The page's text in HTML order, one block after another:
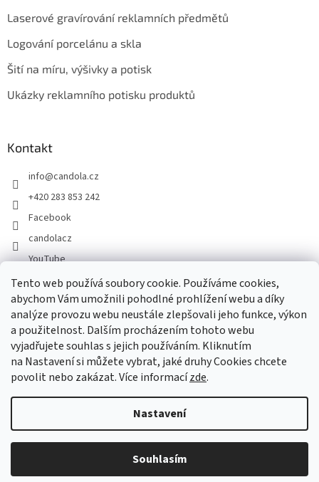
Tento web používá soubory cookie. Používáme cookies,
abychom Vám umožnili pohodlné prohlížení webu a díky
analýze provozu webu neustále zlepšovali jeho funkce, výkon
a použitelnost. Dalším procházením tohoto webu
vyjadřujete souhlas s jejich používáním. Kliknutím
na Nastavení si můžete vybrat, jaké druhy Cookies chcete
povolit nebo zakázat. Více informacízde.
Nastavení
Souhlasím
Laserové gravírování reklamních předmětů
Logování porcelánu a skla
Šití na míru, výšivky a potisk
Ukázky reklamního potisku produktů
Kontakt
info@candola.cz
+420 283 853 242
Facebook
candolacz
YouTube
Přijímáme online platby
Copyright 2026GASTRO HOLDING CANDOLA, s. r. o.. Všechna
práva vyhrazena.Upravit nastavení cookies